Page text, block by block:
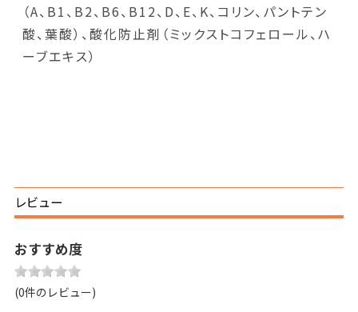
（A、B1、B2、B6、B12、D、E、K、コリン、パントテン
酸、葉酸）、酸化防止剤（ミックストコフェロール、ハ
ーブエキス）
レビュー
おすすめ度
(0件のレビュー)